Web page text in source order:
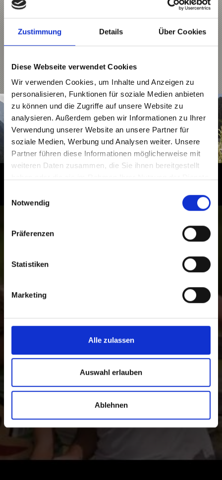
Zustimmung Details Über Cookies
Diese Webseite verwendet Cookies
Wir verwenden Cookies, um Inhalte und Anzeigen zu
personalisieren, Funktionen für soziale Medien anbieten
zu können und die Zugriffe auf unsere Website zu
analysieren. Außerdem geben wir Informationen zu Ihrer
Verwendung unserer Website an unsere Partner für
soziale Medien, Werbung und Analysen weiter. Unsere
Partner führen diese Informationen möglicherweise mit
weiteren Daten zusammen, die Sie ihnen bereitgestellt
Notwendig
Präferenzen
Statistiken
Marketing
Alle zulassen
Auswahl erlauben
Ablehnen
Nationalparkhaus naturatrafoi
bietet den Besuchern faszinierende Einblicke
Ortlergruppe.
Mehr erfahren
Frische Bergluft, Bergpanorama, Bergtrails und
Wanderwege, Wasserfälle und Gletschertore. Im